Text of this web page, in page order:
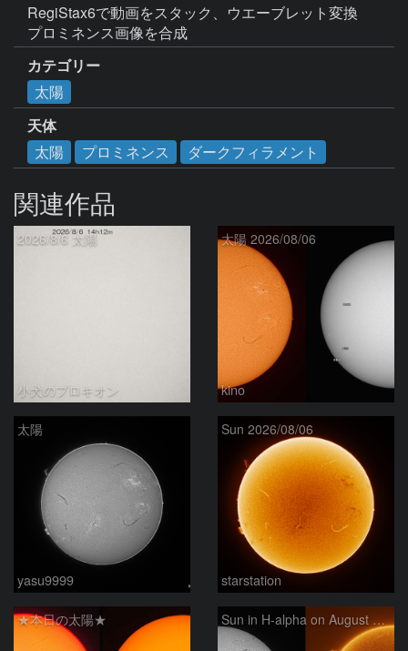
RegiStax6で動画をスタック、ウエーブレット変換
プロミネンス画像を合成
カテゴリー
太陽
天体
太陽
プロミネンス ダークフィラメント
関連作品
2026/8/6 太陽
小犬のプロキオン
太陽 2026/08/06
kino
太陽
yasu9999
Sun 2026/08/06
starstation
★本日の太陽★ Sun in H-alpha on August 6, 2026